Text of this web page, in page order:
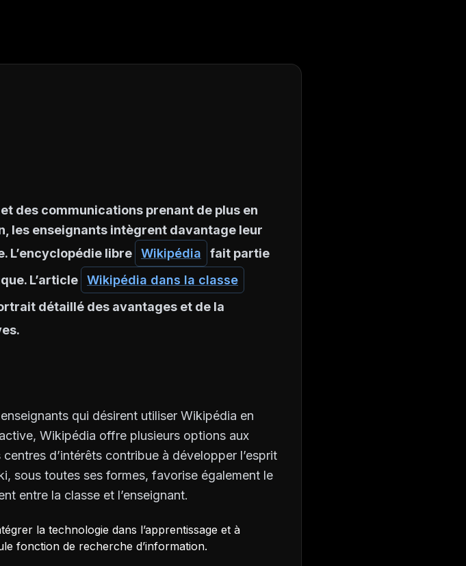
des communications prenant de plus en
les enseignants intègrent davantage leur
L’encyclopédie libre
Wikipédia
fait partie
L’article
Wikipédia dans la classe
détaillé des avantages et de la
qui désirent utiliser Wikipédia en
Wikipédia offre plusieurs options aux
d’intérêts contribue à développer l’esprit
sous toutes ses formes, favorise également le
entre la classe et l’enseignant.
la technologie dans l’apprentissage et à
fonction de recherche d’information.